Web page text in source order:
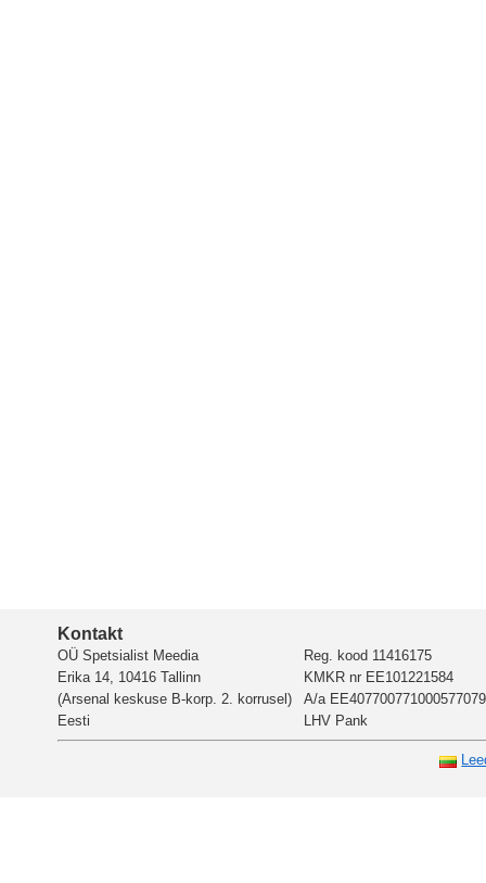
Kontakt
OÜ Spetsialist Meedia
Erika 14, 10416 Tallinn
(Arsenal keskuse B-korp. 2. korrusel)
Eesti
Reg. kood 11416175
KMKR nr EE101221584
A/a EE407700771000577079
LHV Pank